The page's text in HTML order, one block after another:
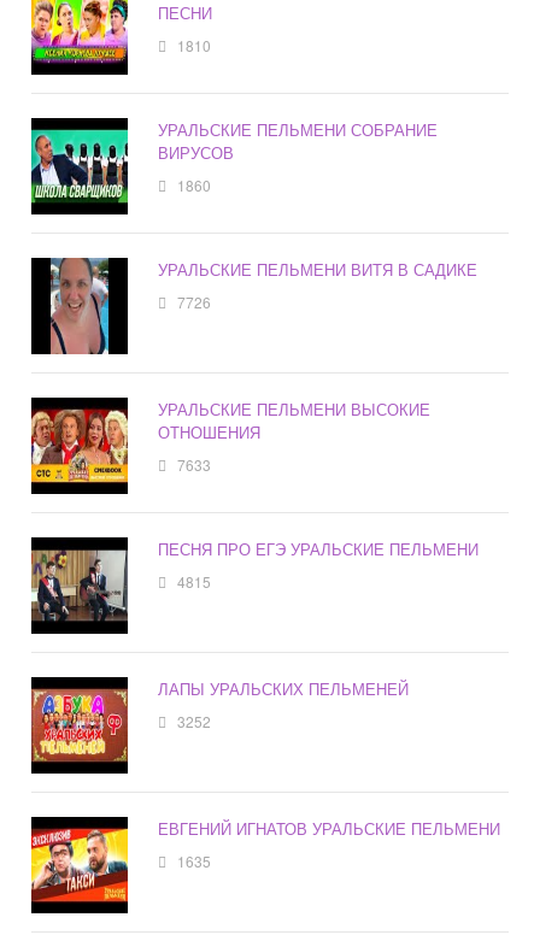
ПЕСНИ
1810
УРАЛЬСКИЕ ПЕЛЬМЕНИ СОБРАНИЕ
ВИРУСОВ
1860
УРАЛЬСКИЕ ПЕЛЬМЕНИ ВИТЯ В САДИКЕ
7726
УРАЛЬСКИЕ ПЕЛЬМЕНИ ВЫСОКИЕ
ОТНОШЕНИЯ
7633
ПЕСНЯ ПРО ЕГЭ УРАЛЬСКИЕ ПЕЛЬМЕНИ
4815
ЛАПЫ УРАЛЬСКИХ ПЕЛЬМЕНЕЙ
3252
ЕВГЕНИЙ ИГНАТОВ УРАЛЬСКИЕ ПЕЛЬМЕНИ
1635